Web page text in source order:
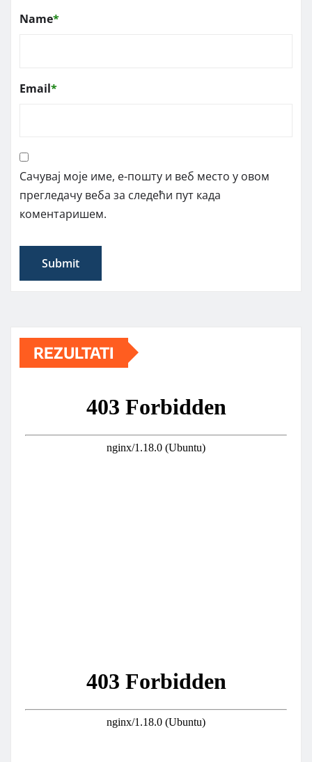
Name*
Email*
Сачувај моје име, е-пошту и веб место у овом
прегледачу веба за следећи пут када
коментаришем.
REZULTATI